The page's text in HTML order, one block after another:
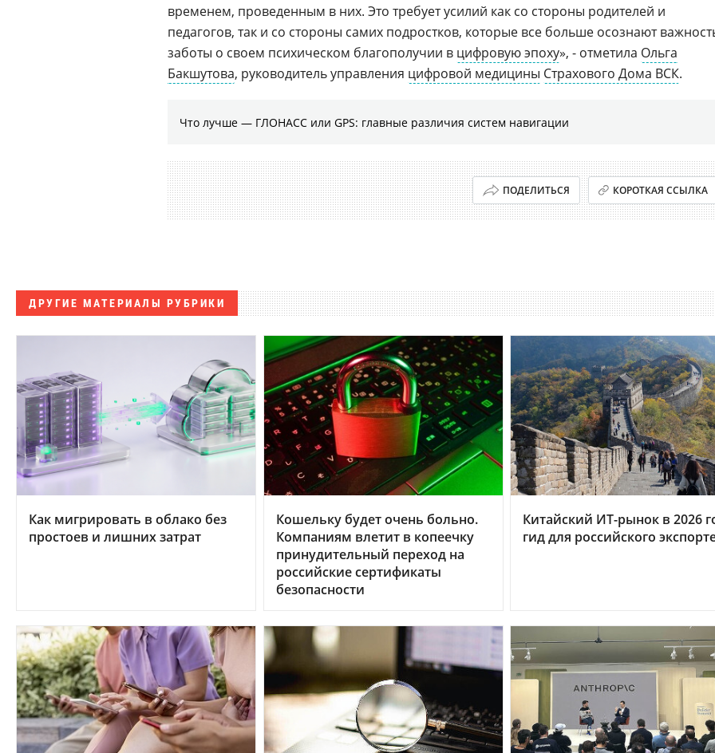
временем, проведенным в них. Это требует усилий как со стороны родителей и
педагогов, так и со стороны самих подростков, которые все больше осознают
заботы о своем психическом благополучии в цифровую эпоху», - отметила Ольга
Бакшутова, руководитель управления цифровой медицины Страхового Дома ВСК.
Что лучше — ГЛОНАСС или GPS: главные различия систем навигации
ПОДЕЛИТЬСЯ КОРОТКАЯ ССЫЛКА
ДРУГИЕ МАТЕРИАЛЫ РУБРИКИ
Как мигрировать в облако без
простоев и лишних затрат
Кошельку будет очень больно.
Компаниям влетит в копеечку
принудительный переход на
российские сертификаты
безопасности
Китайский ИТ-рынок в 2026
гид для российского